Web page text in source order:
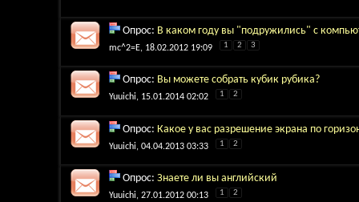
Опрос: В каком году вы "подружились" с
mc^2=E, 18.02.2012 19:09 1 2 3
Опрос: Вы можете собрать кубик рубика?
Yuuichi, 15.01.2014 02:02 1 2
Опрос: Какое у вас разрешение экрана по
Yuuichi, 04.04.2013 03:33 1 2
Опрос: Знаете ли вы английский
Yuuichi, 27.01.2012 00:13 1 2